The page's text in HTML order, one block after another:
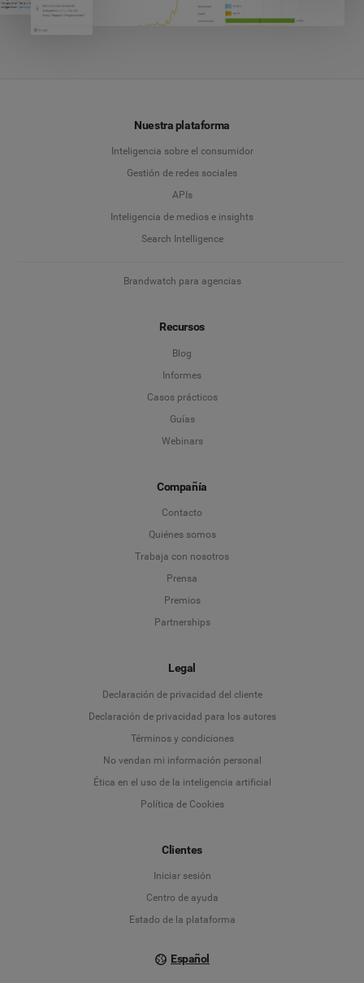
Nuestra plataforma
Inteligencia sobre el consumidor
Gestión de redes sociales
APIs
Inteligencia de medios e insights
Search Intelligence
Brandwatch para agencias
Recursos
Blog
Informes
Casos prácticos
Guías
Webinars
Compañía
Contacto
Quiénes somos
Trabaja con nosotros
Prensa
Premios
Partnerships
Legal
Declaración de privacidad del cliente
Declaración de privacidad para los autores
Términos y condiciones
No vendan mi información personal
Ética en el uso de la inteligencia artificial
Política de Cookies
Clientes
Iniciar sesión
Centro de ayuda
Estado de la plataforma
Español